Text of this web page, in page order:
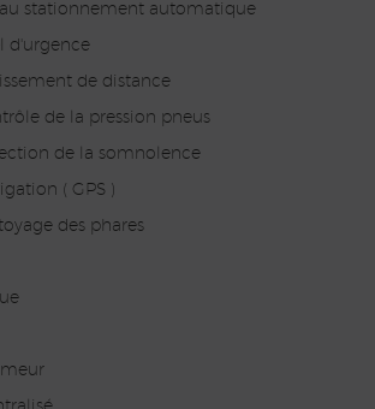
au stationnement automatique
d'urgence
de distance
de la pression pneus
de la somnolence
( GPS )
des phares